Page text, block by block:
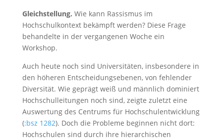
Gleichstellung. Wie kann Rassismus im
Hochschulkontext bekämpft werden? Diese Frage
behandelte in der vergangenen Woche ein
Workshop.
Auch heute noch sind Universitäten, insbesondere in
den höheren Entscheidungsebenen, von fehlender
Diversität. Wie geprägt weiß und männlich dominiert
Hochschulleitungen noch sind, zeigte zuletzt eine
Auswertung des Centrums für Hochschulentwicklung
(:bsz 1282). Doch die Probleme beginnen nicht dort:
Hochschulen sind durch ihre hierarchischen